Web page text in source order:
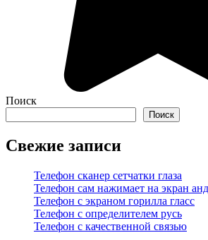
Поиск
Поиск
Свежие записи
Телефон сканер сетчатки глаза
Телефон сам нажимает на экран
Телефон с экраном горилла гласс
Телефон с определителем русь
Телефон с качественной связью